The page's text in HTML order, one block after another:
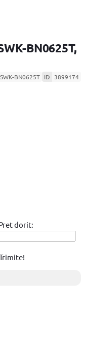
BN0625T,
BN0625T ID 3899174
dorit: